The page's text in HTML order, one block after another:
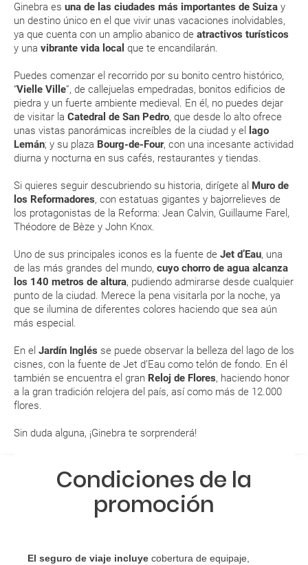
Ginebra es una de las ciudades más importantes de Suiza y
un destino único en el que vivir unas vacaciones inolvidables,
ya que cuenta con un amplio abanico de atractivos turísticos
y una vibrante vida local que te encandilarán.
Puedes comenzar el recorrido por su bonito centro histórico,
“Vielle Ville”, de callejuelas empedradas, bonitos edificios de
piedra y un fuerte ambiente medieval. En él, no puedes dejar
de visitar la Catedral de San Pedro, que desde lo alto ofrece
unas vistas panorámicas increíbles de la ciudad y el
lago
Lemán; y su plaza Bourg-de-Four, con una incesante actividad
diurna y nocturna en sus cafés, restaurantes y tiendas.
Si quieres seguir descubriendo su historia, dirígete al Muro de
los Reformadores, con estatuas gigantes y bajorrelieves de
los protagonistas de la Reforma: Jean Calvin, Guillaume Farel,
Théodore de Bèze y John Knox.
Uno de sus principales iconos es la fuente de Jet d’Eau, una
de las más grandes del mundo, cuyo chorro de agua alcanza
los 140 metros de altura, pudiendo admirarse desde cualquier
punto de la ciudad. Merece la pena visitarla por la noche, ya
que se ilumina de diferentes colores haciendo que sea aún
más especial.
En el Jardín Inglés se puede observar la belleza del lago de los
cisnes, con la fuente de Jet d’Eau como telón de fondo. En él
también se encuentra el gran Reloj de Flores, haciendo honor
a la gran tradición relojera del país, así como más de 12.000
flores.
Sin duda alguna, ¡Ginebra te sorprenderá!
disfrutando de tu viaje!
ENE
4 °C
-3 °C
FEB
6 °C
-3 °C
MAR
11 °C
0 °C
ABR
15 °C
3 °C
En caso de tener que enviarte la documentación de un paquete
vacacional (Caribe, circuitos, tours...) te enviaremos la documentación
de tu reserva alrededor de 10 días antes de salida, la cual deberás
imprimir y llevar contigo en el viaje.
aérea a la hora de realizar el check-in el día de la salida.
MODIFICACIÓN ó CANCELACIÓN ¿Puedo anular o
modificar una reserva del viaje? ¿Qué gastos puede
generar una anulación o modificación del viaje?
¿Qué caducidad debe tener mi pasaporte para ir
a...?
¿Con cuánta antelación tengo que estar en el
aeropuerto?
RESERVAR ¿Cómo puedo reservar un viaje de
paquete vacacional en la página web?
Al realizar la reserva, uno de los servicios ha
quedado de pendiente de confirmación ¿Cómo
sabré si se confirma el viaje?
¿Cómo sé si hay plazas disponibles en el viaje que
¿Incluye algún seguro de viaje mi reserva?
Condiciones de la
promoción
El seguro de viaje incluye cobertura de equipaje,